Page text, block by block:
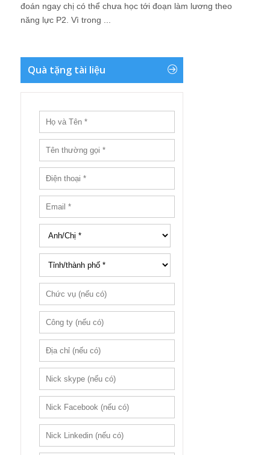
đoán ngay chị có thể chưa học tới đoạn làm lương theo
năng lực P2. Vì trong ...
Quà tặng tài liệu